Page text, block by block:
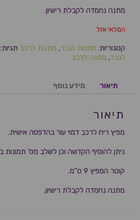
מתנה נחמדה לקבלת רישיון.
המלאי אזל
קטגוריות: מתנות לגבר, מתנות לרכב תגיות:
לגבר, מתנה לרכב
תיאור מידע נוסף
תיאור
מפיץ ריח לרכב דמוי עור בהדפסה אישית.
ניתן להוסיף הקדשה וכן לשלב מס'
קוטר המפיץ 9 ס"מ.
מתנה נחמדה לקבלת רישיון.